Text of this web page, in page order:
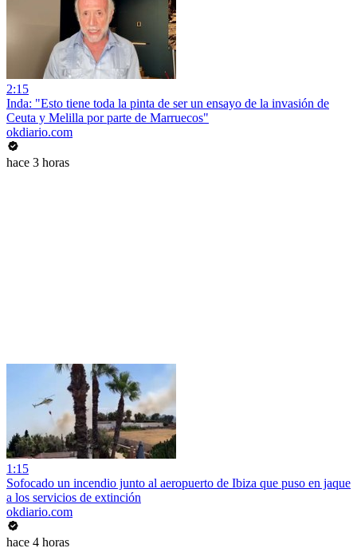
2:15
Inda: "Esto tiene toda la pinta de ser un ensayo de la invasión de
Ceuta y Melilla por parte de Marruecos"
okdiario.com
hace 3 horas
1:15
Sofocado un incendio junto al aeropuerto de Ibiza que puso en jaque
a los servicios de extinción
okdiario.com
hace 4 horas